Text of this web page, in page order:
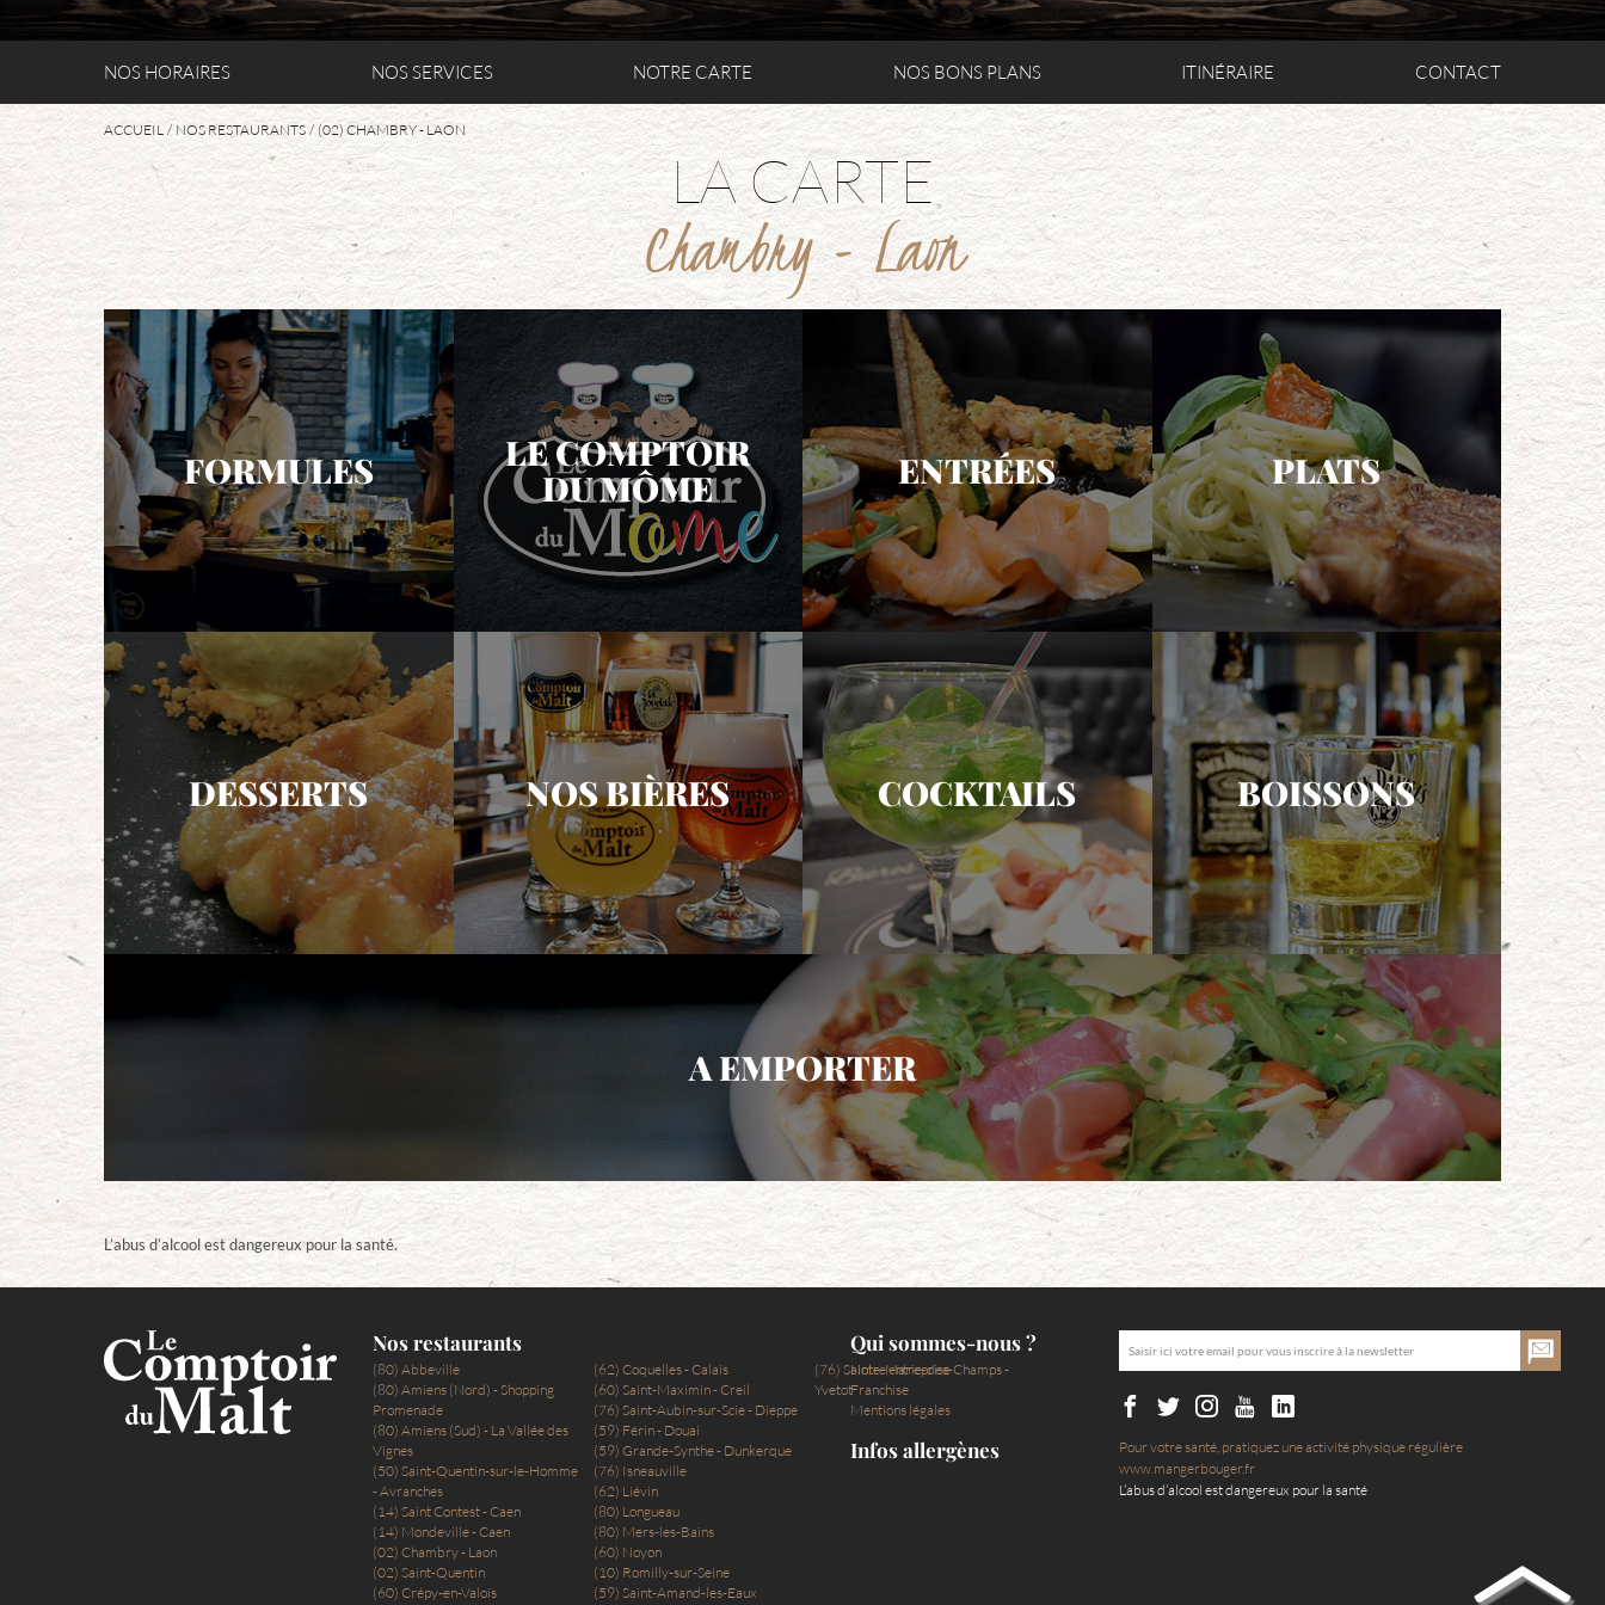
NOS HORAIRES NOS SERVICES NOTRE CARTE NOS BONS PLANS ITINÉRAIRE CONTACT
ACCUEIL NOS RESTAURANTS (02) CHAMBRY - LAON
LA CARTE
Chambry - Laon
FORMULES
LE COMPTOIR
DU MÔME
ENTRÉES PLATS
DESSERTS NOS BIÈRES COCKTAILS BOISSONS
A EMPORTER
L’abus d’alcool est dangereux pour la santé.
Nos restaurants
(80) Abbeville
(80) Amiens (Nord) - Shopping
Promenade
(80) Amiens (Sud) - La Vallée des
Vignes
(50) Saint-Quentin-sur-le-Homme
- Avranches
(14) Saint Contest - Caen
(14) Mondeville - Caen
(02) Chambry - Laon
(02) Saint-Quentin
(60) Crépy-en-Valois
(62) Coquelles - Calais
(60) Saint-Maximin - Creil
(76) Saint-Aubin-sur-Scie - Dieppe
(59) Férin - Douai
(59) Grande-Synthe - Dunkerque
(76) Isneauville
(62) Liévin
(80) Longueau
(80) Mers-les-Bains
(60) Noyon
(10) Romilly-sur-Seine
(59) Saint-Amand-les-Eaux
(76) Sainte-Marie-des-Champs -
Yvetot
Qui sommes-nous ?
Notre entreprise
Franchise
Mentions légales
Infos allergènes
Pour votre santé, pratiquez une activité physique régulière
www.mangerbouger.fr
L’abus d’alcool est dangereux pour la santé